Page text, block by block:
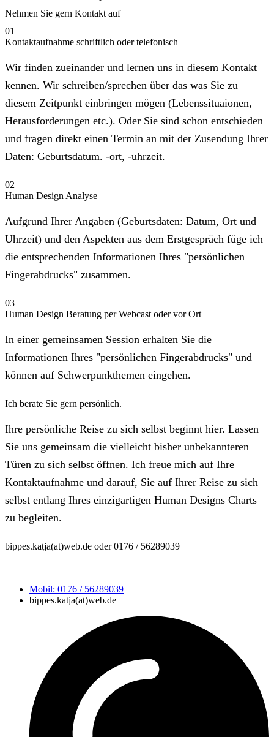
Nehmen Sie gern Kontakt auf
01
Kontaktaufnahme schriftlich oder telefonisch
Wir finden zueinander und lernen uns in diesem Kontakt
kennen. Wir schreiben/sprechen über das was Sie zu
diesem Zeitpunkt einbringen mögen (Lebenssituaionen,
Herausforderungen etc.). Oder Sie sind schon entschieden
und fragen direkt einen Termin an mit der Zusendung Ihrer
Daten: Geburtsdatum. -ort, -uhrzeit.
02
Human Design Analyse
Aufgrund Ihrer Angaben (Geburtsdaten: Datum, Ort und
Uhrzeit) und den Aspekten aus dem Erstgespräch füge ich
die entsprechenden Informationen Ihres "persönlichen
Fingerabdrucks" zusammen.
03
Human Design Beratung per Webcast oder vor Ort
In einer gemeinsamen Session erhalten Sie die
Informationen Ihres "persönlichen Fingerabdrucks" und
können auf Schwerpunkthemen eingehen.
Ich berate Sie gern persönlich.
Ihre persönliche Reise zu sich selbst beginnt hier. Lassen
Sie uns gemeinsam die vielleicht bisher unbekannteren
Türen zu sich selbst öffnen. Ich freue mich auf Ihre
Kontaktaufnahme und darauf, Sie auf Ihrer Reise zu sich
selbst entlang Ihres einzigartigen Human Designs Charts
zu begleiten.
bippes.katja(at)web.de oder 0176 / 56289039
Mobil: 0176 / 56289039
bippes.katja(at)web.de